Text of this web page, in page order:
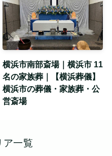
横浜市南部斎場｜横浜市 11
名の家族葬｜【横浜葬儀】
横浜市の葬儀・家族葬・公
営斎場
ア一覧